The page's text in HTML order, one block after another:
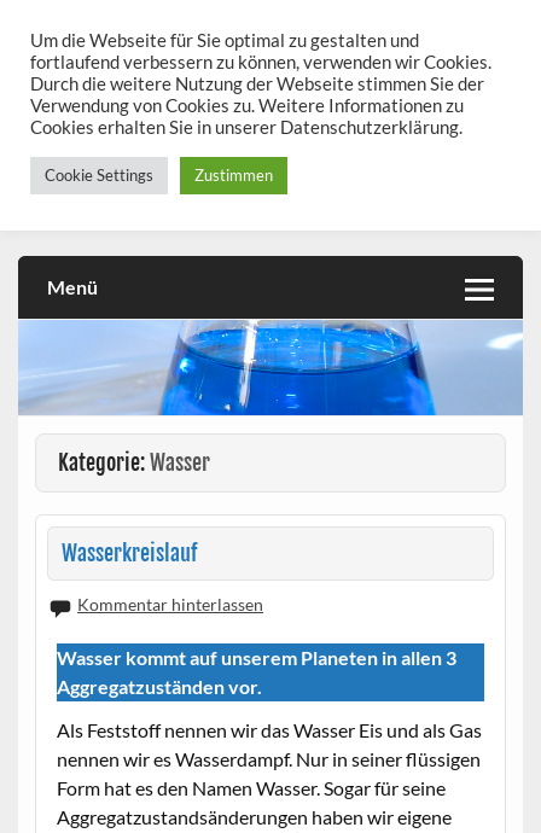
contentchemieseiten.de
Chemie kann man üben!
Menü
Kategorie:Wasser
Wasserkreislauf
Kommentar hinterlassen
Wasser kommt auf unserem Planeten in allen 3
Aggregatzuständen vor.
Als Feststoff nennen wir das Wasser Eis und als Gas
nennen wir es Wasserdampf. Nur in seiner flüssigen
Form hat es den Namen Wasser. Sogar für seine
Aggregatzustandsänderungen haben wir eigene
Um die Webseite für Sie optimal zu gestalten und
fortlaufend verbessern zu können, verwenden wir Cookies.
Durch die weitere Nutzung der Webseite stimmen Sie der
Verwendung von Cookies zu. Weitere Informationen zu
Cookies erhalten Sie in unserer Datenschutzerklärung.
Cookie Settings Zustimmen